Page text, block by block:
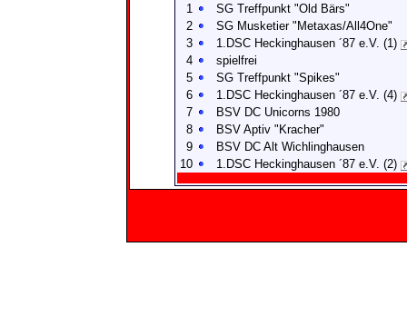
1
SG Treffpunkt "Old Bärs"
2
SG Musketier "Metaxas/All4One"
3
1.DSC Heckinghausen ´87 e.V. (1)
4
spielfrei
5
SG Treffpunkt "Spikes"
6
1.DSC Heckinghausen ´87 e.V. (4)
7
BSV DC Unicorns 1980
8
BSV Aptiv "Kracher"
9
BSV DC Alt Wichlinghausen
10
1.DSC Heckinghausen ´87 e.V. (2)